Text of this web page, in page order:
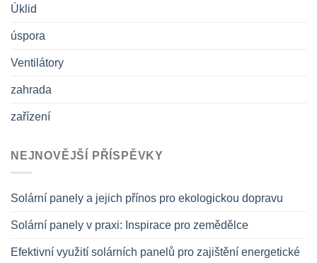
Úklid
úspora
Ventilátory
zahrada
zařízení
NEJNOVĚJŠÍ PŘÍSPĚVKY
Solární panely a jejich přínos pro ekologickou dopravu
Solární panely v praxi: Inspirace pro zemědělce
Efektivní využití solárních panelů pro zajištění energetické